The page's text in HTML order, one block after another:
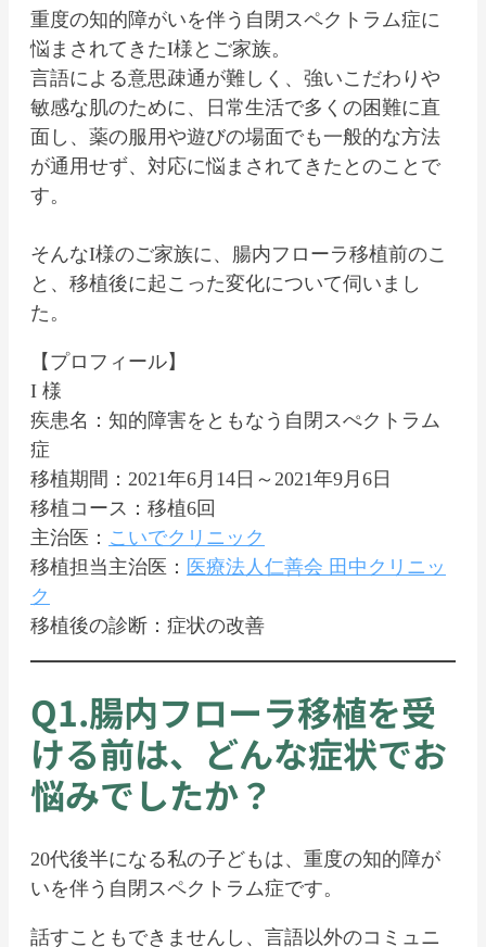
重度の知的障がいを伴う自閉スペクトラム症に
悩まされてきたI様とご家族。
言語による意思疎通が難しく、強いこだわりや
敏感な肌のために、日常生活で多くの困難に直
面し、薬の服用や遊びの場面でも一般的な方法
が通用せず、対応に悩まされてきたとのことで
す。
そんなI様のご家族に、腸内フローラ移植前のこ
と、移植後に起こった変化について伺いまし
た。
【プロフィール】
I 様
疾患名：知的障害をともなう自閉スぺクトラム
症
移植期間：2021年6月14日～2021年9月6日
移植コース：移植6回
主治医： こいでクリニック
移植担当主治医： 医療法人仁善会 田中クリニッ
ク
移植後の診断：症状の改善
Q1.腸内フローラ移植を受
ける前は、どんな症状でお
悩みでしたか？
20代後半になる私の子どもは、重度の知的障が
いを伴う自閉スペクトラム症です。
話すこともできませんし、言語以外のコミュニ